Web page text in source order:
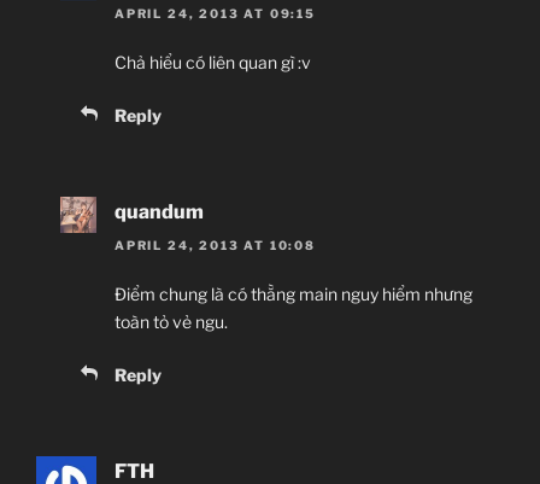
APRIL 24, 2013 AT 09:15
Chả hiểu có liên quan gì :v
Reply
quandum
APRIL 24, 2013 AT 10:08
Điểm chung là có thằng main nguy hiểm nhưng
toàn tỏ vẻ ngu.
Reply
FTH